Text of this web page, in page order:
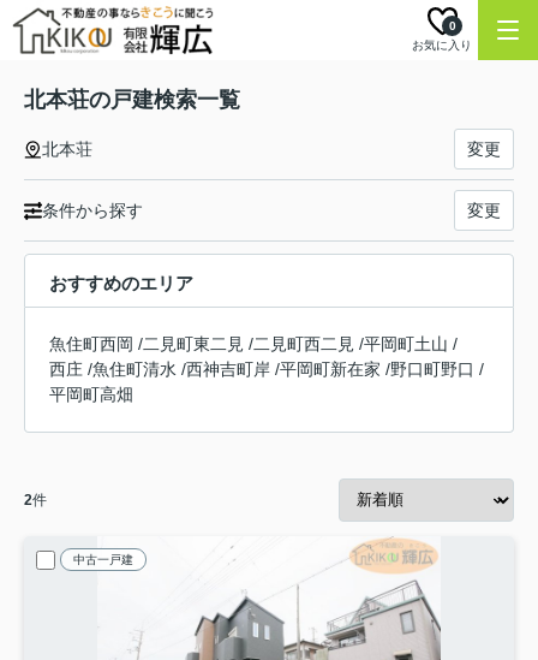
お気に入り
0
北本荘の戸建検索一覧
北本荘 変更
条件から探す 変更
おすすめのエリア
魚住町西岡 /二見町東二見 /二見町西二見 /平岡町土山 /
西庄 /魚住町清水 /西神吉町岸 /平岡町新在家 /野口町野口 /
平岡町高畑
2件
中古一戸建